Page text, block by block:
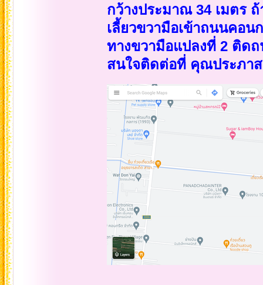
กว้างประมาณ 34 เมตร
เลี้ยวขวามือเข้าถนนคอน
ทางขวามือแปลงที่ 2 ติดถ
สนใจติดต่อที่ คุณประภาส